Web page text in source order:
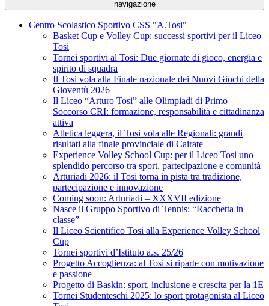
navigazione
Centro Scolastico Sportivo CSS "A.Tosi"
Basket Cup e Volley Cup: successi sportivi per il Liceo
Tosi
Tornei sportivi al Tosi: Due giornate di gioco, energia e
spirito di squadra
Il Tosi vola alla Finale nazionale dei Nuovi Giochi della
Gioventù 2026
Il Liceo “Arturo Tosi” alle Olimpiadi di Primo
Soccorso CRI: formazione, responsabilità e cittadinanza
attiva
Atletica leggera, il Tosi vola alle Regionali: grandi
risultati alla finale provinciale di Cairate
Experience Volley School Cup: per il Liceo Tosi uno
splendido percorso tra sport, partecipazione e comunità
Arturiadi 2026: il Tosi torna in pista tra tradizione,
partecipazione e innovazione
Coming soon: Arturiadi – XXXVII edizione
Nasce il Gruppo Sportivo di Tennis: “Racchetta in
classe”
Il Liceo Scientifico Tosi alla Experience Volley School
Cup
Tornei sportivi d’Istituto a.s. 25/26
Progetto Accoglienza: al Tosi si riparte con motivazione
e passione
Progetto di Baskin: sport, inclusione e crescita per la 1E
Tornei Studenteschi 2025: lo sport protagonista al Liceo